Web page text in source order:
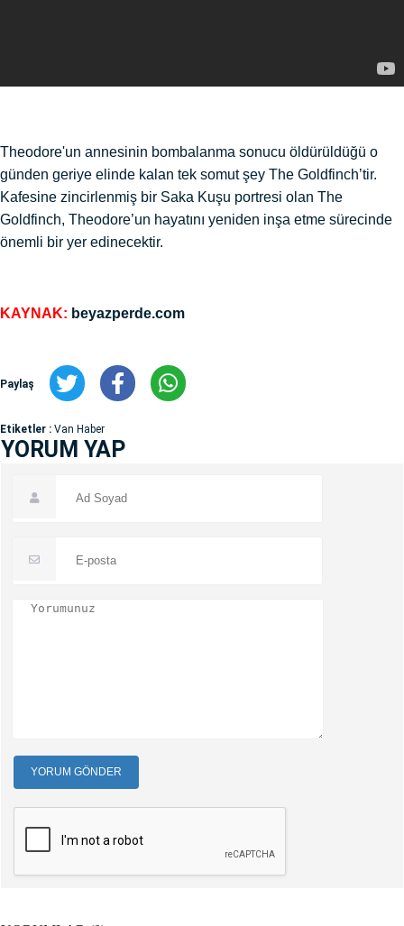
Theodore'un annesinin bombalanma sonucu öldürüldüğü o
günden geriye elinde kalan tek somut şey The Goldfinch’tir.
Kafesine zincirlenmiş bir Saka Kuşu portresi olan The
Goldfinch, Theodore’un hayatını yeniden inşa etme sürecinde
önemli bir yer edinecektir.
KAYNAK: beyazperde.com
Paylaş
Etiketler : Van Haber
YORUM YAP
YORUM GÖNDER